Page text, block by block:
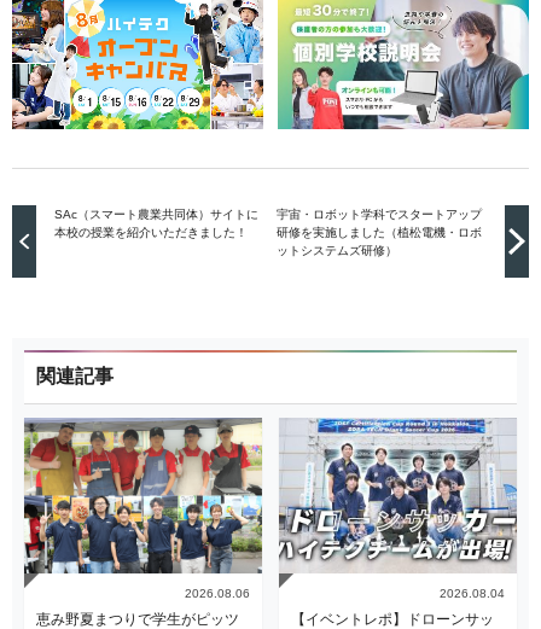
SAc（スマート農業共同体）サイトに
本校の授業を紹介いただきました！
宇宙・ロボット学科でスタートアップ
研修を実施しました（植松電機・ロボ
ットシステムズ研修）
関連記事
2026.08.06
恵み野夏まつりで学生がピッツ
2026.08.04
【イベントレポ】ドローンサッ